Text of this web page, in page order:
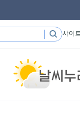
사이